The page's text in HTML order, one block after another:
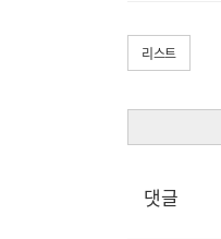
리스트
댓글